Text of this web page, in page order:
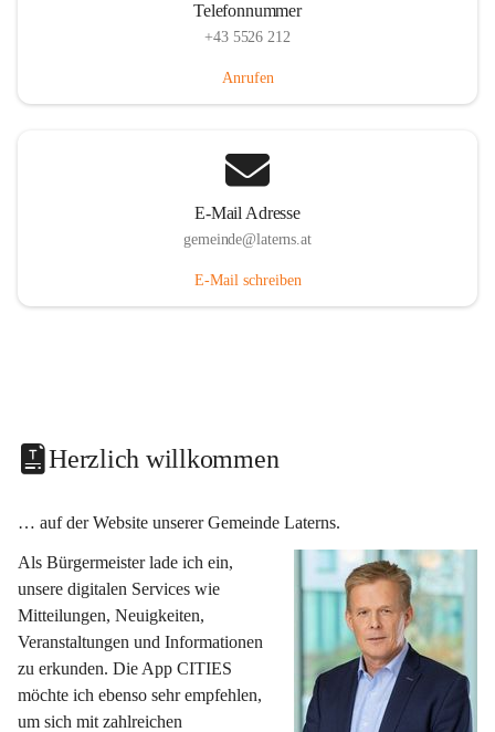
Telefonnummer
+43 5526 212
Anrufen
E-Mail Adresse
gemeinde@laterns.at
E-Mail schreiben
Herzlich willkommen
… auf der Website unserer Gemeinde Laterns.
Als Bürgermeister lade ich ein,
unsere digitalen Services wie
Mitteilungen, Neuigkeiten,
Veranstaltungen und Informationen
zu erkunden. Die App CITIES
möchte ich ebenso sehr empfehlen,
um sich mit zahlreichen